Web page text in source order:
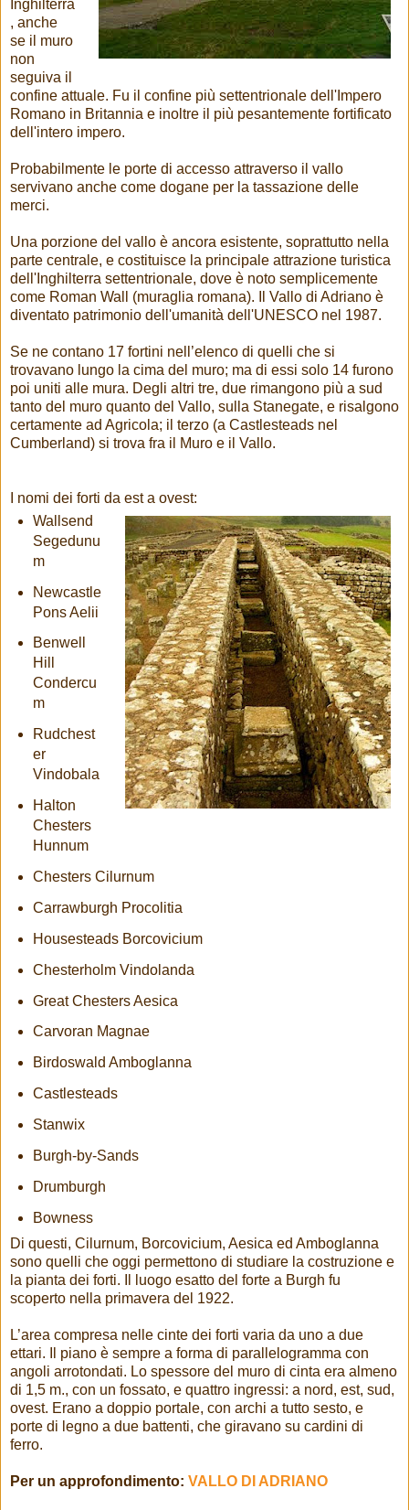
Inghilterra
, anche
se il muro
non
seguiva il
confine attuale. Fu il confine più settentrionale dell'Impero
Romano in Britannia e inoltre il più pesantemente fortificato
dell'intero impero.
Probabilmente le porte di accesso attraverso il vallo
servivano anche come dogane per la tassazione delle
merci.
Una porzione del vallo è ancora esistente, soprattutto nella
parte centrale, e costituisce la principale attrazione turistica
dell'Inghilterra settentrionale, dove è noto semplicemente
come Roman Wall (muraglia romana). Il Vallo di Adriano è
diventato patrimonio dell'umanità dell'UNESCO nel 1987.
Se ne contano 17 fortini nell’elenco di quelli che si
trovavano lungo la cima del muro; ma di essi solo 14 furono
poi uniti alle mura. Degli altri tre, due rimangono più a sud
tanto del muro quanto del Vallo, sulla Stanegate, e risalgono
certamente ad Agricola; il terzo (a Castlesteads nel
Cumberland) si trova fra il Muro e il Vallo.
I nomi dei forti da est a ovest:
Wallsend
Segedunu
m
Newcastle
Pons Aelii
Benwell
Hill
Condercu
m
Rudchest
er
Vindobala
Halton
Chesters
Hunnum
Chesters Cilurnum
Carrawburgh Procolitia
Housesteads Borcovicium
Chesterholm Vindolanda
Great Chesters Aesica
Carvoran Magnae
Birdoswald Amboglanna
Castlesteads
Stanwix
Burgh-by-Sands
Drumburgh
Bowness
Di questi, Cilurnum, Borcovicium, Aesica ed Amboglanna
sono quelli che oggi permettono di studiare la costruzione e
la pianta dei forti. Il luogo esatto del forte a Burgh fu
scoperto nella primavera del 1922.
L’area compresa nelle cinte dei forti varia da uno a due
ettari. Il piano è sempre a forma di parallelogramma con
angoli arrotondati. Lo spessore del muro di cinta era almeno
di 1,5 m., con un fossato, e quattro ingressi: a nord, est, sud,
ovest. Erano a doppio portale, con archi a tutto sesto, e
porte di legno a due battenti, che giravano su cardini di
ferro.
Per un approfondimento: VALLO DI ADRIANO